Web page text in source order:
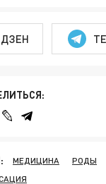
ДЗЕН
МЕДИЦИНА РОДЫ